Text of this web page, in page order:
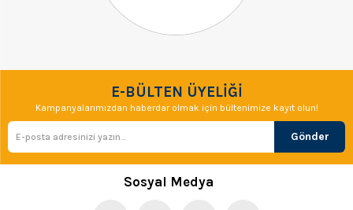
E-BÜLTEN ÜYELİĞİ
Kampanyalarımızdan haberdar olmak için bültenimize kayıt olun!
Gönder
Sosyal Medya